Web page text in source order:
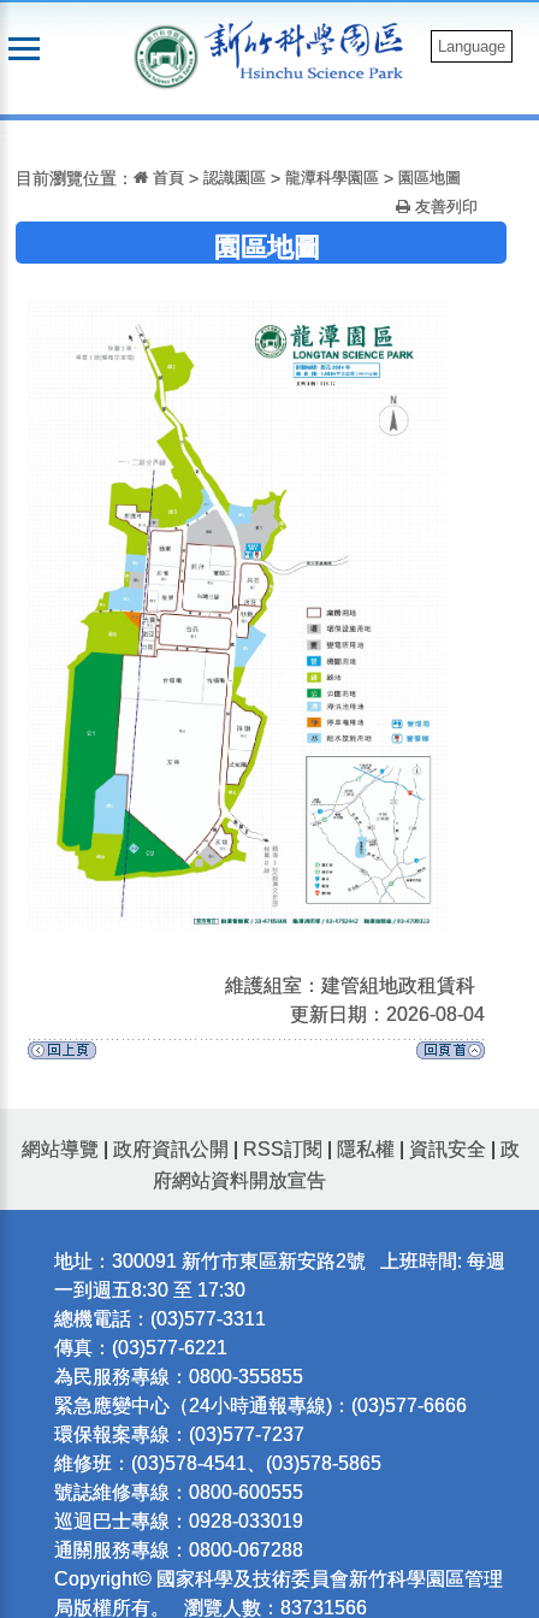
到
Language
目前瀏覽位置： 首頁 >認識園區 >龍潭科學園區 > 園區地圖
友善列印
園區地圖
維護組室：建管組地政租賃科
更新日期：2026-08-04
網站導覽 政府資訊公開 RSS訂閱 隱私權 資訊安全
政
府網站資料開放宣告
地址：300091 新竹市東區新安路2號 上班時間: 每週
一到週五8:30 至 17:30
總機電話：(03)577-3311
傳真：(03)577-6221
為民服務專線：0800-355855
緊急應變中心（24小時通報專線)：(03)577-6666
環保報案專線：(03)577-7237
維修班：(03)578-4541、(03)578-5865
號誌維修專線：0800-600555
巡迴巴士專線：0928-033019
通關服務專線：0800-067288
Copyright© 國家科學及技術委員會新竹科學園區管理
局版權所有。 瀏覽人數：83731566